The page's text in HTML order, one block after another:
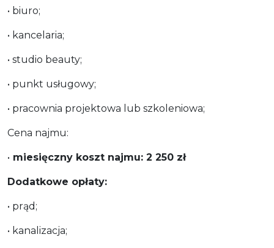
• biuro;
• kancelaria;
• studio beauty;
• punkt usługowy;
• pracownia projektowa lub szkoleniowa;
Cena najmu:
• miesięczny koszt najmu: 2 250 zł
Dodatkowe opłaty:
• prąd;
• kanalizacja;